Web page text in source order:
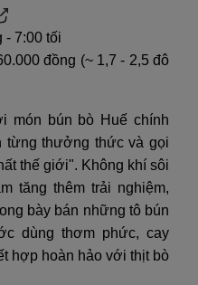
- 7:00 tối
đồng (~ 1,7 - 2,5 đô
món bún bò Huế chính
từng thưởng thức và gọi
thế giới". Không khí sôi
tăng thêm trải nghiệm,
bày bán những tô bún
dùng thơm phức, cay
hợp hoàn hảo với thịt bò